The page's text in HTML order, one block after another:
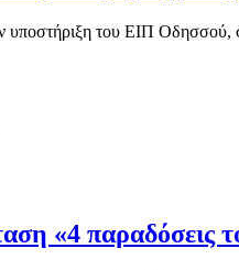
υποστήριξη του ΕΙΠ
«4 παραδόσεις